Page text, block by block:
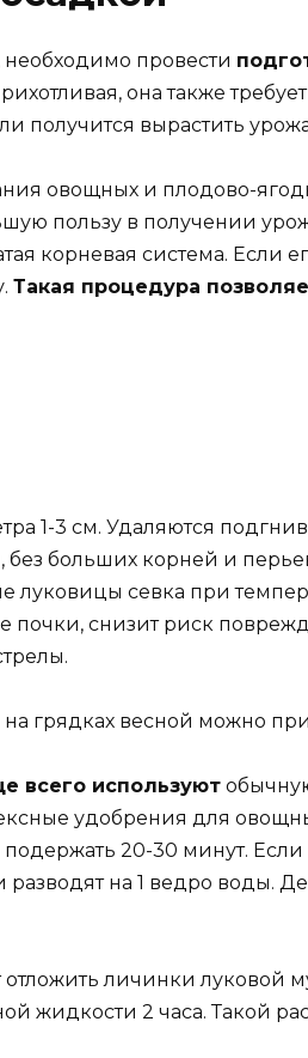
провести
она также
получится вырастить
овощных и плодово-
пользу в получении
корневая система. Если
Такая процедура
1-3 см. Удаляются
больших корней и
севка при
почки, снизит риск
грядках весной можно
всего используют
удобрения для
20-30 минут.
на 1 ведро воды.
личинки луковой
жидкости 2 часа. Такой